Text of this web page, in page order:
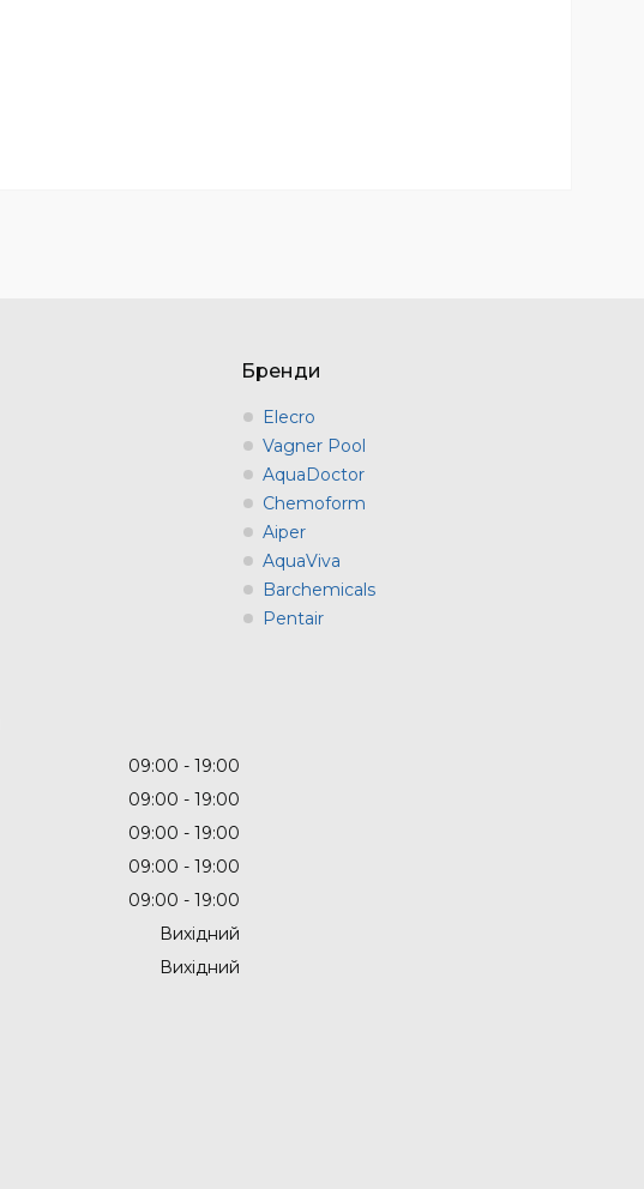
Бренди
Elecro
Vagner Pool
AquaDoctor
Chemoform
Aiper
AquaViva
Barchemicals
Pentair
09:00
19:00
09:00
19:00
09:00
19:00
09:00
19:00
09:00
19:00
Вихідний
Вихідний